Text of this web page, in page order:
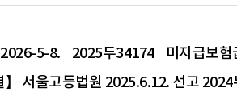
5-8. 2025두34174 미지급보험
】 서울고등법원 2025.6.12. 선고